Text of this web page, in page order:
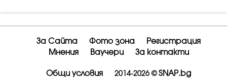
За Сайта Фото зона
Регистрация
Мнения
Ваучери За контакти
Общи условия 2014-2026 © SNAP.bg